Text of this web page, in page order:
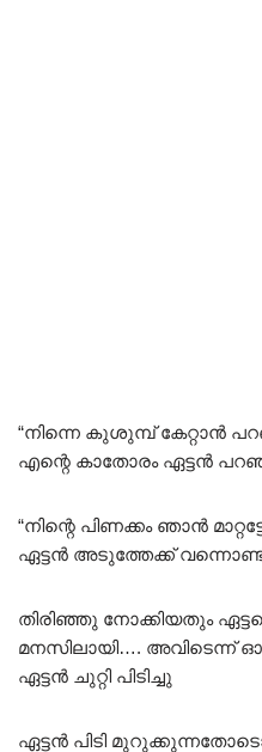
“നിന്നെ കുശുമ്പ് കേറ്റാൻ
എന്റെ കാതോരം ഏട്ടൻ
“നിന്റെ പിണക്കം ഞാൻ
ഏട്ടൻ അടുത്തേക്ക് വന്നൊണ്ട്
തിരിഞ്ഞു നോക്കിയതും
മനസിലായി…. അവിടെന്ന്
ഏട്ടൻ ചുറ്റി പിടിച്ചു
ഏട്ടൻ പിടി